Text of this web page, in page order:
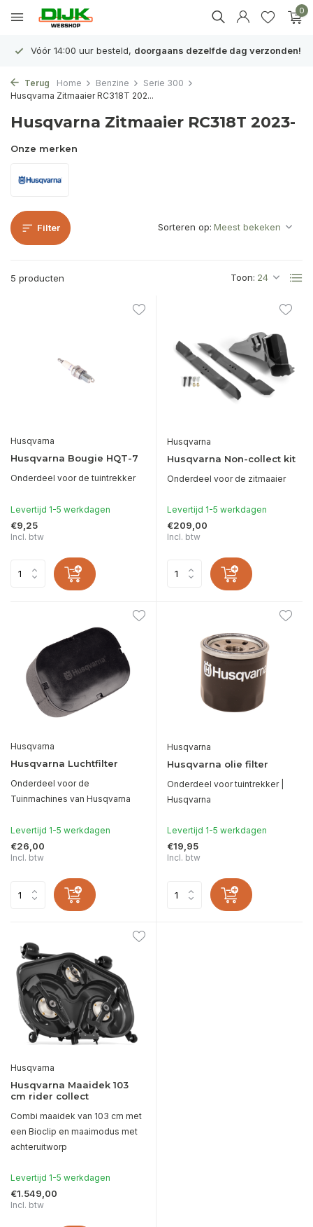
0
Vóór 14:00 uur besteld, doorgaans dezelfde dag verzonden!
Terug Home Benzine
Serie 300
Husqvarna Zitmaaier RC318T 202...
Husqvarna Zitmaaier RC318T 2023-
Onze merken
Filter
5 producten Toon:
Sorteren op:
Husqvarna
Husqvarna Bougie HQT-7
Onderdeel voor de tuintrekker
Levertijd 1-5 werkdagen
€9,25
Incl. btw
Husqvarna
Husqvarna Non-collect kit
Onderdeel voor de zitmaaier
Levertijd 1-5 werkdagen
€209,00
Incl. btw
Husqvarna
Husqvarna Luchtfilter
Onderdeel voor de
Tuinmachines van Husqvarna
Levertijd 1-5 werkdagen
€26,00
Incl. btw
Husqvarna
Husqvarna olie filter
Onderdeel voor tuintrekker |
Husqvarna
Levertijd 1-5 werkdagen
€19,95
Incl. btw
Husqvarna
Husqvarna Maaidek 103
cm rider collect
Combi maaidek van 103 cm met
een Bioclip en maaimodus met
achteruitworp
Levertijd 1-5 werkdagen
€1.549,00
Incl. btw